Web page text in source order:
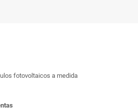
fotovoltaicos a medida